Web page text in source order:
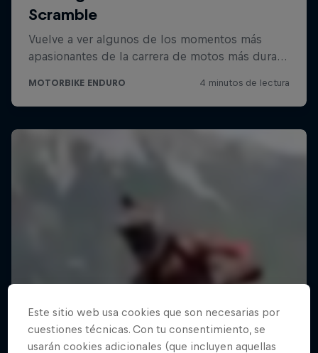
Este sitio web usa cookies que son necesarias por
cuestiones técnicas. Con tu consentimiento, se
usarán cookies adicionales (que incluyen aquellas